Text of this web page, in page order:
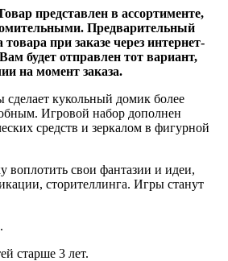
представлен в ассортименте,
Предварительный
при заказе через интернет-
будет отправлен тот вариант,
на момент заказа.
сделает кукольный домик более
Игровой набор дополнен
средств и зеркалом в фигурной
воплотить свои фантазии и идеи,
сторителлинга. Игры станут
старше 3 лет.